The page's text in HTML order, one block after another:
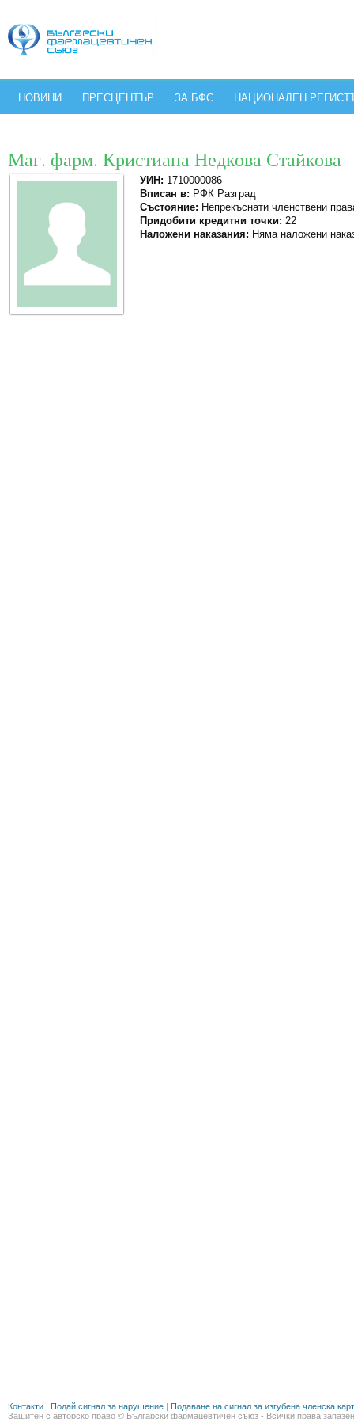
НОВИНИ ПРЕСЦЕНТЪР ЗА БФС НАЦИОНАЛЕН
Маг. фарм. Кристиана Недкова Стайкова
УИН: 1710000086
Вписан в: РФК Разград
Състояние: Непрекъснати членствени
Придобити кредитни точки: 22
Наложени наказания: Няма наложени
Контакти | Подай сигнал за нарушение | Подаване на сигнал за изгубена членска
Защитен с авторско право © Български фармацевтичен съюз - Всички права